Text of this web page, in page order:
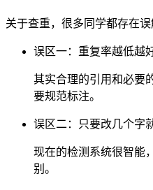
关于查重，很多同学都存在误
误区一：重复率越低越
其实合理的引用和必要
要规范标注。
误区二：只要改几个字
现在的检测系统很智能
别。